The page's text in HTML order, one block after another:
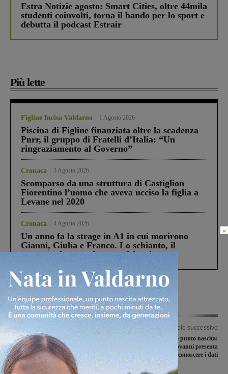
Estra Notizie agosto: Smart Cities, oltre 44mila
studenti coinvolti, torna il bando per lo sport e
debutta il podcast Estrair
Più lette
Figline Incisa Valdarno 1 Agosto 2026
Piscina di Figline finanziata oltre la scadenza
Pnrr, il gruppo di Fratelli d’Italia: “Un
ringraziamento al Governo”
Cronaca 3 Agosto 2026
Scomparso da una struttura di Castiglion
Fiorentino l’uomo che aveva ucciso la figlia a
Levane nel 2020
Cronaca 4 Agosto 2026
Un anno fa la strage in A1 in cui morirono
Gianni, Giulia e Franco. Lo schianto, il
processo, lo stop ai sorpassi fra tir....
Articolo precedente
Niente svolta per la Sangiovannese e il
futuro è un rebus
Articolo successivo
Pronto soccorso e punto nascita:
Cresce San Giovanni presenta
un’interpellanza per conoscere i dati
×